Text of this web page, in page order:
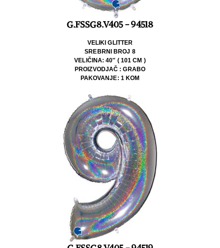
G.FSSG8.V405 - 94518
VELIKI GLITTER
SREBRNI BROJ 8
VELIČINA: 40″ ( 101 CM )
PROIZVODJAČ : GRABO
PAKOVANJE: 1 KOM